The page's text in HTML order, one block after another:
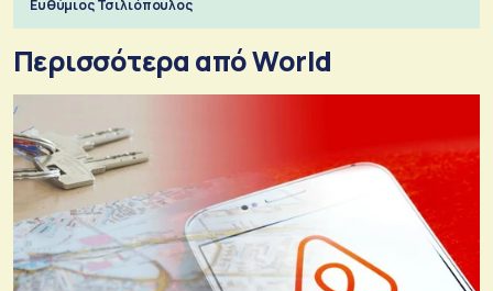
Ευθύμιος Τσιλιόπουλος
Περισσότερα από World